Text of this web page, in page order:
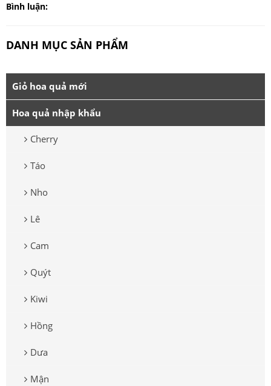
Bình luận:
DANH MỤC SẢN PHẨM
Giỏ hoa quả mới
Hoa quả nhập khẩu
Cherry
Táo
Nho
Lê
Cam
Quýt
Kiwi
Hồng
Dưa
Mận